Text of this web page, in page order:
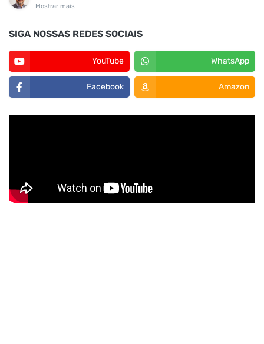
Mostrar mais
SIGA NOSSAS REDES SOCIAIS
YouTube WhatsApp
Facebook Amazon